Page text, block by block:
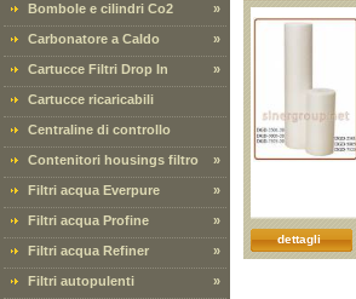
Bombole e cilindri Co2 »
Carbonatore a Caldo »
Cartucce Filtri Drop In »
Cartucce ricaricabili
Centraline di controllo
Contenitori housings filtro »
Filtri acqua Everpure »
Filtri acqua Profine »
Filtri acqua Refiner »
Filtri autopulenti »
dettagli